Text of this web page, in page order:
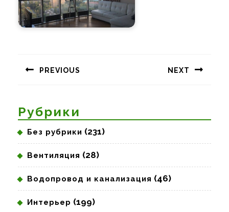
записям
PREVIOUS NEXT
Рубрики
Без рубрики (231)
Вентиляция (28)
Водопровод и канализация (46)
Интерьер (199)